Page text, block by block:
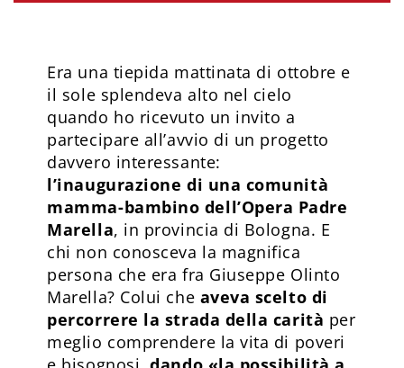
Era una tiepida mattinata di ottobre e
il sole splendeva alto nel cielo
quando ho ricevuto un invito a
partecipare all’avvio di un progetto
davvero interessante:
l’inaugurazione di una comunità
mamma-bambino dell’Opera Padre
Marella, in provincia di Bologna. E
chi non conosceva la magnifica
persona che era fra Giuseppe Olinto
Marella? Colui che aveva scelto di
percorrere la strada della carità per
meglio comprendere la vita di poveri